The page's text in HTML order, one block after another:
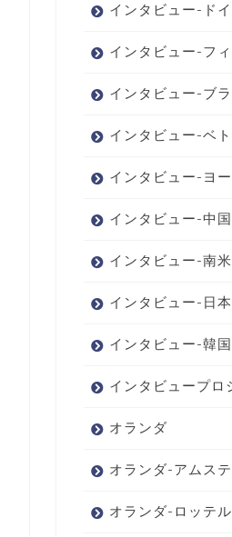
インタビュー-ド
インタビュー-フ
インタビュー-ブ
インタビュー-ベ
インタビュー-ヨ
インタビュー-中国
インタビュー-南米
インタビュー-日本
インタビュー-韓国
インタビュープロ
オランダ
オランダ-アムス
オランダ-ロッテ